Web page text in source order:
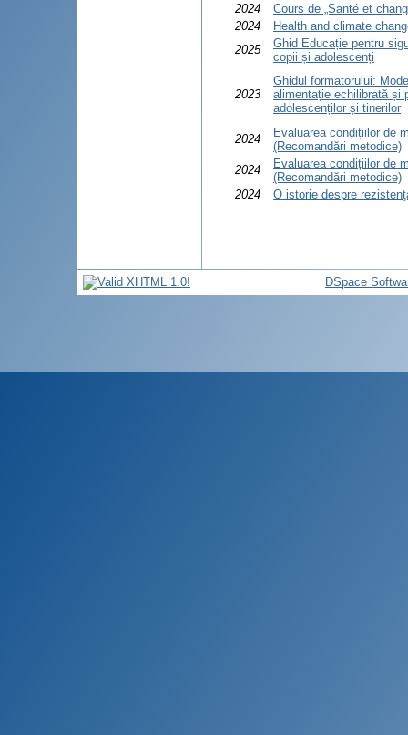
2024
Cours de „Santé et
2024
Health and climate
2025
Ghid Educație pentru
copii și adolescenți
2023
Ghidul formatorului:
alimentație echilibrată și
adolescenților și tinerilor
2024
Evaluarea condițiilor de
(Recomandări metodice)
2024
Evaluarea condițiilor de
(Recomandări metodice)
2024
O istorie despre
DSpace